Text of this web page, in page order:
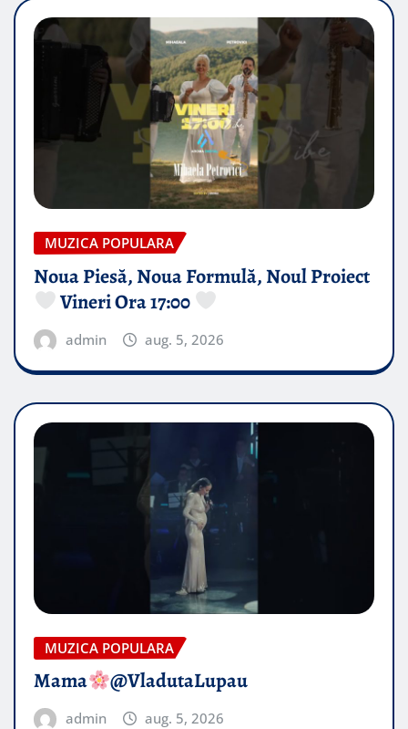
MUZICA POPULARA
Noua Piesă, Noua Formulă, Noul Proiect
Vineri Ora 17:00
admin aug. 5, 2026
MUZICA POPULARA
Mama @VladutaLupau
admin aug. 5, 2026